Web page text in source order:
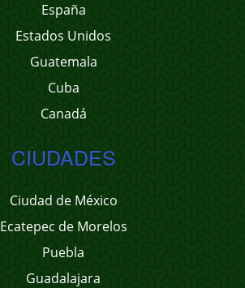
España
Estados Unidos
Guatemala
Cuba
Canadá
CIUDADES
Ciudad de México
Ecatepec de Morelos
Puebla
Guadalajara